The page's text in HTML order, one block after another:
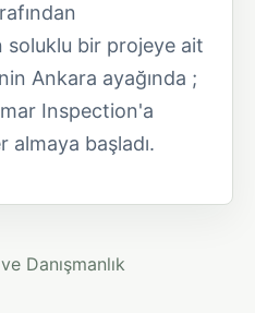
soluklu bir projeye ait
Ankara ayağında ;
Inspection'a
başladı.
Danışmanlık